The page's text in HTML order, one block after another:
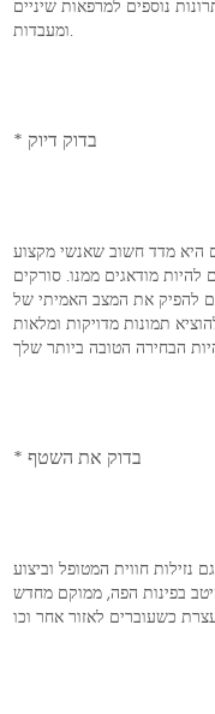
נוספים למרפאות שיניים
* בדוק דיוק
היא מדד חשוב שאנשי מקצוע
להיות מודאגים ממנו. סורקים
להפיק את המצב האמיתי של
תמונות מדויקות ומלאות
* בדוק את השטף
נזילות חווית המטופל וביצוע
בפינות הפה, ממוקם מחדש